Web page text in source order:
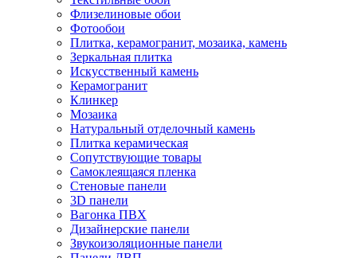
Флизелиновые обои
Фотообои
Плитка, керамогранит, мозаика, камень
Зеркальная плитка
Искусственный камень
Керамогранит
Клинкер
Мозаика
Натуральный отделочный камень
Плитка керамическая
Сопутствующие товары
Самоклеящаяся пленка
Стеновые панели
3D панели
Вагонка ПВХ
Дизайнерские панели
Звукоизоляционные панели